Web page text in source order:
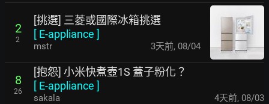
2
2
[挑選] 三菱或國際冰箱挑選
[ E-appliance ]
mstr 3天前, 08/04
8
26
[抱怨] 小米快煮壺1S 蓋子粉化？
[ E-appliance ]
sakala 4天前, 08/03